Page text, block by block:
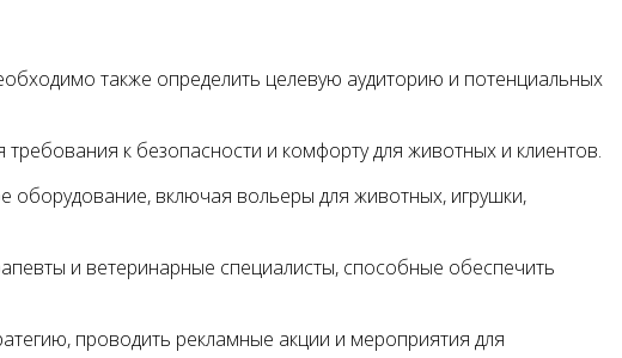
также определить целевую аудиторию и потенциальных
к безопасности и комфорту для животных и клиентов.
оборудование, включая вольеры для животных, игрушки,
и ветеринарные специалисты, способные обеспечить
проводить рекламные акции и мероприятия для